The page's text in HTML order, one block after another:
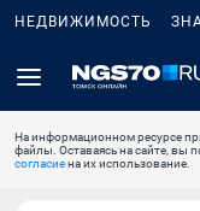
НЕДВИЖИМОСТЬ
На информационном ресурсе
файлы. Оставаясь на сайте, вы
согласиена их использование.